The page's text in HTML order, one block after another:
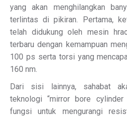
yang akan menghilangkan
terlintas di pikiran. Pertama,
telah didukung oleh mesin
terbaru dengan kemampuan
100 ps serta torsi yang
160 nm.
Dari sisi lainnya, sahabat
teknologi “mirror bore
fungsi untuk mengurangi